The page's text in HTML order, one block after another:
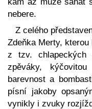
nebere.
Z celého
Zdeňka Merty,
z tzv. chlapeckých
zpěváky,
barevnost a
písní jakoby
vynikly i zvuky